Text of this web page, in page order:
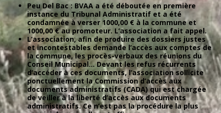
Peu Del Bac : BVAA a été déboutée en première
instance du Tribunal Administratif et a été
condamnée à verser 1000,00 € à la commune et
1000,00 € au promoteur. L’association a fait appel.
L’association, afin de produire des dossiers justes
et incontestables demande l’accès aux comptes de
la commune, les procès-verbaux des réunions du
Conseil Municipal… Devant les refus récurrents
d’accéder à ces documents, l’association sollicite
ponctuellement la Commission d’accès aux
documents administratifs (CADA) qui est chargée
de veiller à la liberté d’accès aux documents
administratifs. Ce n’est pas la procédure la plus